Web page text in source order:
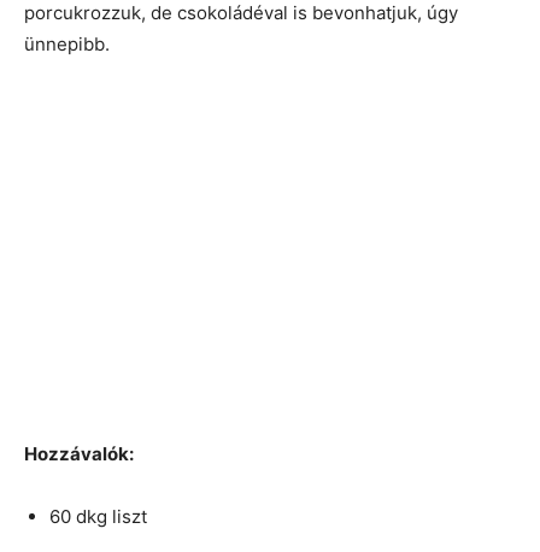
porcukrozzuk, de csokoládéval is bevonhatjuk, úgy
ünnepibb.
Hozzávalók:
60 dkg liszt